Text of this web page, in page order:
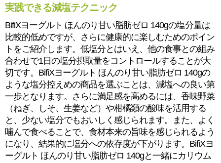
実践できる減塩テクニック
BifiXヨーグルト ほんのり甘い脂肪ゼロ 140gの塩分量は
比較的低めですが、さらに健康的に楽しむためのポイン
トをご紹介します。低塩分とはいえ、他の食事との組み
合わせで1日の塩分摂取量をコントロールすることが大
切です。BifiXヨーグルト ほんのり甘い脂肪ゼロ 140gの
ような塩分控えめの商品を選ぶことは、減塩への良い第
一歩となります。さらに満足感を高めるには、香味野菜
（ねぎ、しそ、生姜など）や柑橘類の酸味を活用する
と、少ない塩分でもおいしく感じられます。また、よく
噛んで食べることで、食材本来の旨味を感じられるよう
になり、結果的に塩分への依存度が下がります。BifiXヨ
ーグルト ほんのり甘い脂肪ゼロ 140gと一緒にカリウム